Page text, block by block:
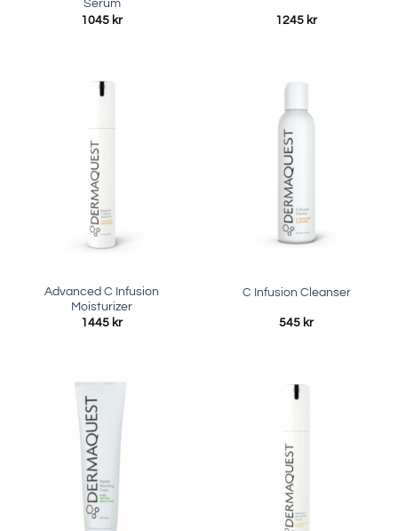
Serum
1045 kr 1245 kr
Advanced C Infusion
Moisturizer
1445 kr
C Infusion Cleanser
545 kr